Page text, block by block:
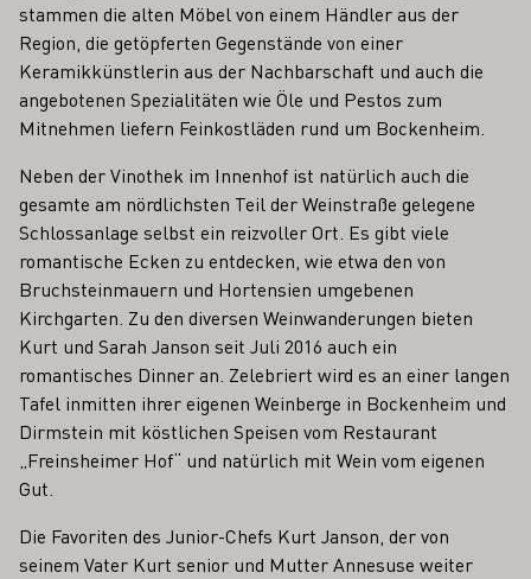
stammen die alten Möbel von einem Händler aus der
Region, die getöpferten Gegenstände von einer
Keramikkünstlerin aus der Nachbarschaft und auch die
angebotenen Spezialitäten wie Öle und Pestos zum
Mitnehmen liefern Feinkostläden rund um Bockenheim.
Neben der Vinothek im Innenhof ist natürlich auch die
gesamte am nördlichsten Teil der Weinstraße gelegene
Schlossanlage selbst ein reizvoller Ort. Es gibt viele
romantische Ecken zu entdecken, wie etwa den von
Bruchsteinmauern und Hortensien umgebenen
Kirchgarten. Zu den diversen Weinwanderungen bieten
Kurt und Sarah Janson seit Juli 2016 auch ein
romantisches Dinner an. Zelebriert wird es an einer langen
Tafel inmitten ihrer eigenen Weinberge in Bockenheim und
Dirmstein mit köstlichen Speisen vom Restaurant
„Freinsheimer Hof“ und natürlich mit Wein vom eigenen
Gut.
Die Favoriten des Junior-Chefs Kurt Janson, der von
seinem Vater Kurt senior und Mutter Annesuse weiter